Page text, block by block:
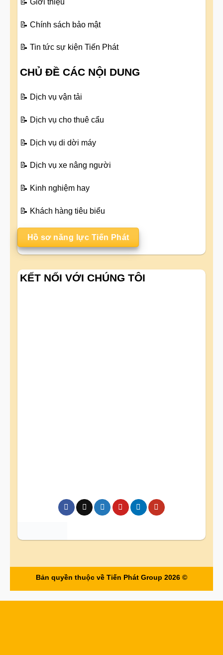
📝 Chính sách bảo mật
📝 Tin tức sự kiện Tiến Phát
CHỦ ĐỀ CÁC NỘI DUNG
📝 Dịch vụ vận tải
📝 Dịch vụ cho thuê cẩu
📝 Dịch vụ di dời máy
📝 Dịch vụ xe nâng người
📝 Kinh nghiệm hay
📝 Khách hàng tiêu biểu
Hồ sơ năng lực Tiến Phát
KẾT NỐI VỚI CHÚNG TÔI
Bản quyền thuộc về Tiến Phát Group 2026 ©